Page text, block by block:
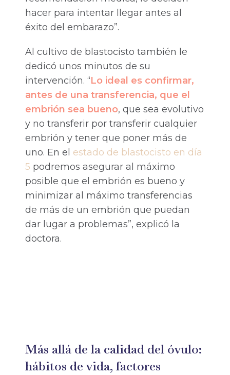
hacer para intentar llegar antes al
éxito del embarazo”.
Al cultivo de blastocisto también le
dedicó unos minutos de su
intervención. “Lo ideal es confirmar,
antes de una transferencia, que el
embrión sea bueno, que sea evolutivo
y no transferir por transferir cualquier
embrión y tener que poner más de
uno. En el estado de blastocisto en día
5 podremos asegurar al máximo
posible que el embrión es bueno y
minimizar al máximo transferencias
de más de un embrión que puedan
dar lugar a problemas”, explicó la
doctora.
Más allá de la calidad del óvulo:
hábitos de vida, factores